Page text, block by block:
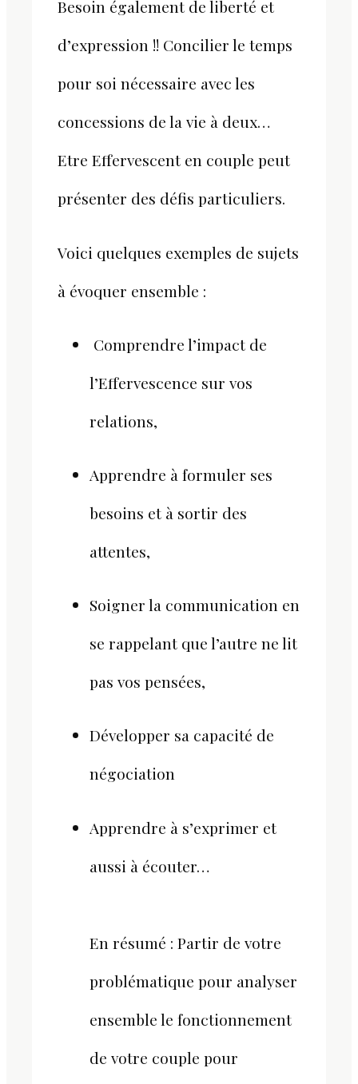
Besoin également de liberté et
d’expression !! Concilier le temps
pour soi nécessaire avec les
concessions de la vie à deux…
Etre Effervescent en couple peut
présenter des défis particuliers.
Voici quelques exemples de sujets
à évoquer ensemble :
​ Comprendre l’impact de
l’Effervescence sur vos
relations,
Apprendre à formuler ses
besoins et à sortir des
attentes,
Soigner la communication en
se rappelant que l’autre ne lit
pas vos pensées,
Développer sa capacité de
négociation
Apprendre à s’exprimer et
aussi à écouter…
En résumé : Partir de votre
problématique pour analyser
ensemble le fonctionnement
de votre couple pour